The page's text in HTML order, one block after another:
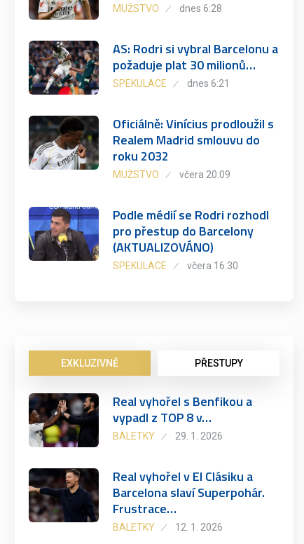
MUŽSTVO dnes 6:28
AS: Rodri si vybral Barcelonu a
požaduje plat 30 milionů…
SPEKULACE dnes 6:21
Oficiálně: Vinícius prodloužil s
Realem Madrid smlouvu do
roku 2032
MUŽSTVO včera 20:09
Podle médií se Rodri rozhodl
pro přestup do Barcelony
(AKTUALIZOVÁNO)
SPEKULACE včera 16:30
EXKLUZIVNĚ PŘESTUPY
Real vyhořel s Benfikou a
vypadl z TOP 8 v…
BALETKY 29. 1. 2026
Real vyhořel v El Clásiku a
Barcelona slaví Superpohár.
Frustrace…
BALETKY 12. 1. 2026